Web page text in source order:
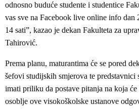
odnosno buduće studente i studentice
vas sve na Facebook live online info dan
14 sati”, kazao je dekan Fakulteta za
Tahirović.
Prema planu, maturantima će se pored
šefovi studijskih smjerova te predstavnici
imati priliku da postave pitanja na koja će
osoblje ove visokoškolske ustanove